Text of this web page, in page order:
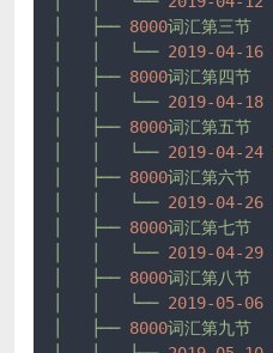
├── 8000词汇第三节
└── 2019-04-16
├── 8000词汇第四节
└── 2019-04-18
├── 8000词汇第五节
└── 2019-04-24
├── 8000词汇第六节
└── 2019-04-26
├── 8000词汇第七节
└── 2019-04-29
├── 8000词汇第八节
└── 2019-05-06
├── 8000词汇第九节